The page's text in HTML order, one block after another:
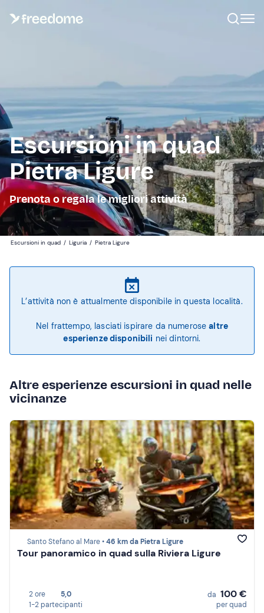
Escursioni in quad
Pietra Ligure
Prenota o regala le migliori attività
Escursioni in quad / Liguria / Pietra Ligure
L’attività non è attualmente disponibile in questa località.
Nel frattempo, lasciati ispirare da numerosealtre
esperienze disponibili nei dintorni.
Altre esperienze escursioni in quad nelle
vicinanze
Santo Stefano al Mare •46 km da Pietra Ligure
Tour panoramico in quad sulla Riviera Ligure
2 ore
5,0
1-2 partecipanti
da 100 €
per quad